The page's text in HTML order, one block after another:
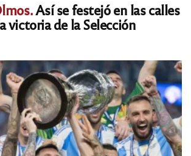
Así se festejó en las calles
victoria de la Selección